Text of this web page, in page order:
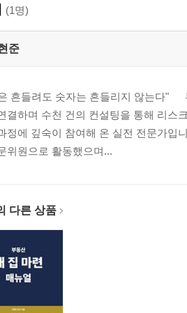
(1명)
준
흔들려도 숫자는 흔들리지 않는다"
결하며 수천 건의 컨설팅을 통해 리
정에 깊숙이 참여해 온 실전 전문가입
위원으로 활동했으며...
다른 상품